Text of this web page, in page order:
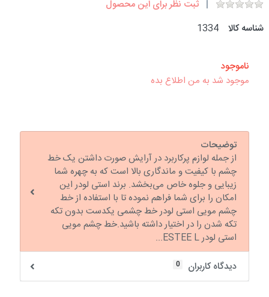
ثبت نظر برای این محصول
شناسه کالا
1334
ناموجود
موجود شد به من اطلاع بده
توضیحات
از جمله لوازم پرکاربرد در آرایش صورت داشتن یک خط
چشم با کیفیت و ماندگاری بالا است که به چهره شما
زیبایی و جلوه خاص می‌بخشد. برند استی لودر این
امکان را برای شما فراهم نموده تا با استفاده از خط
چشم مویی استی لودر خط چشمی یکدست بدون تکه
تکه شدن را در اختیار داشته باشید.خط چشم مویی
استی لودر ESTEE L...
دیدگاه کاربران
0